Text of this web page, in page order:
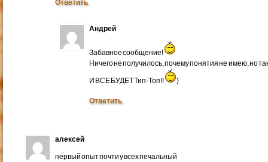
Ответить
Андрей
Забавное сообщение!
Ничего не получилось, почему понятия не имею, но
И ВСЕ БУДЕТ Тип-Топ!! )
Ответить
алексей
первый опыт почти у всех печальный